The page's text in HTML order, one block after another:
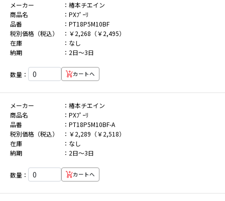
メーカー
椿本チエイン
商品名
PXﾌﾟｰﾘ
品番
PT18P5M10BF
税別価格（税込）
￥2,268（￥2,495）
在庫
なし
納期
2日～3日
数量： カートへ
メーカー
椿本チエイン
商品名
PXﾌﾟｰﾘ
品番
PT18P5M10BF-A
税別価格（税込）
￥2,289（￥2,518）
在庫
なし
納期
2日～3日
数量： カートへ